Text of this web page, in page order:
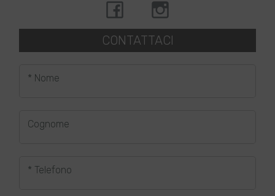
CONTATTACI
* Nome
Cognome
* Telefono